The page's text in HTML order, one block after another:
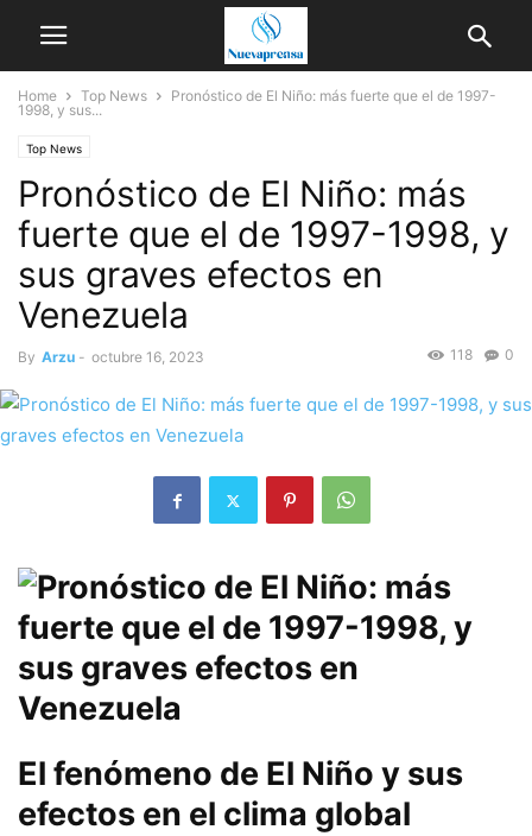
Home Top News
Pronóstico de El Niño: más fuerte que el de 1997-
1998, y sus...
Top News
Pronóstico de El Niño: más
fuerte que el de 1997-1998, y
sus graves efectos en
Venezuela
By Arzu - octubre 16, 2023 0
118
El fenómeno de El Niño y sus
efectos en el clima global